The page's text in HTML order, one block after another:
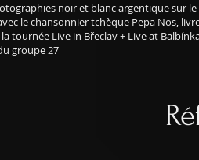
noir et blanc argentique sur le
le chansonnier tchèque Pepa Nos,
la tournée Live in Břeclav + Live at
groupe 27